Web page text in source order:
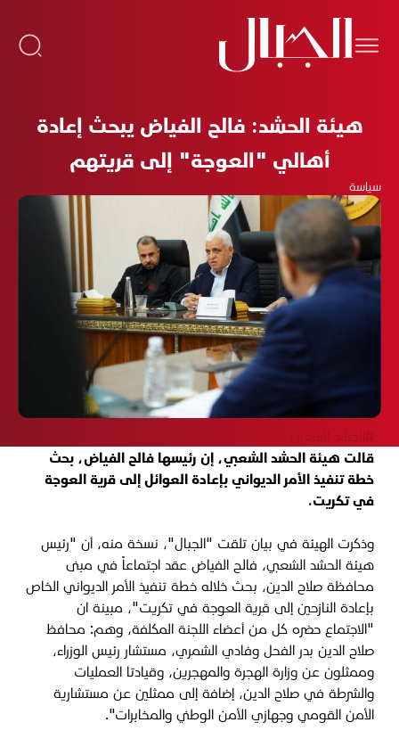
هيئة الحشد: فالح الفياض يبحث إعادة
أهالي "العوجة" إلى قريتهم
سياسة
#الحشد الشعبي
قالت هيئة الحشد الشعبي، إن رئيسها فالح الفياض، بحث
خطة تنفيذ الأمر الديواني بإعادة العوائل إلى قرية العوجة
في تكريت.
وذكرت الهيئة في بيان تلقت "الجبال"، نسخة منه، أن "رئيس
هيئة الحشد الشعبي، فالح الفياض عقد اجتماعاً في مبنى
محافظة صلاح الدين، بحث خلاله خطة تنفيذ الأمر الديواني الخاص
بإعادة النازحين إلى قرية العوجة في تكريت"، مبينة ان
"الاجتماع حضره كل من أعضاء اللجنة المكلفة، وهم: محافظ
صلاح الدين بدر الفحل وفادي الشمري، مستشار رئيس الوزراء،
وممثلون عن وزارة الهجرة والمهجرين، وقيادتا العمليات
والشرطة في صلاح الدين، إضافة إلى ممثلين عن مستشارية
الأمن القومي وجهازي الأمن الوطني والمخابرات".